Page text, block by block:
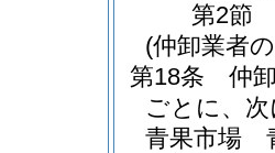
第2節
(仲卸業者
第18条
仲
ごとに、
青果市場